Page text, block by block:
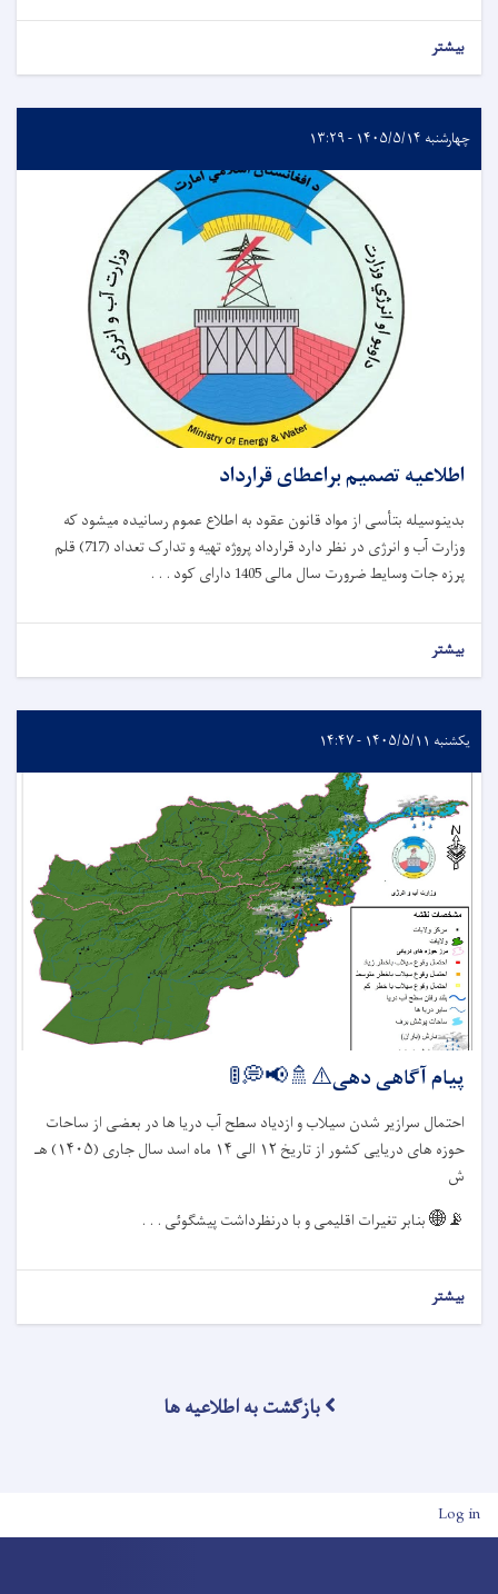
بیشتر
چهارشنبه ۱۴۰۵/۵/۱۴ - ۱۳:۲۹
اطلاعیه تصمیم براعطای قرارداد
بدینوسیله بتأسی از مواد قانون عقود به اطلاع عموم رسانیده میشود که
وزارت آب و انرژی در نظر دارد قرارداد پروژه تهیه و تدارک تعداد (717) قلم
پرزه جات وسایط ضرورت سال مالی 1405 دارای کود . . .
بیشتر
یکشنبه ۱۴۰۵/۵/۱۱ - ۱۴:۴۷
پیام آگاهی دهی⚠️🚿📢💭🚦
احتمال سرازیر شدن سیلاب و ازدیاد سطح آب دریا ها در بعضی از ساحات
حوزه های دریایی کشور از تاریخ ۱۲ الی ۱۴ ماه اسد سال جاری (۱۴۰۵) هـ
ش
📡🌐بنابر تغیرات اقلیمی و با درنظرداشت پیشگوئی . . .
بیشتر
بازگشت به اطلاعیه ها
User account menu
Log in